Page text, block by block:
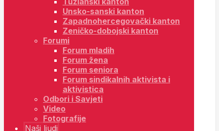
Unsko-sanski kanton
Zapadnohercegovački kanton
Zeničko-dobojski kanton
Forumi
Forum mladih
Forum žena
Forum seniora
Forum sindikalnih aktivista i
aktivistica
Odbori i Savjeti
Video
Fotografije
Naši ljudi